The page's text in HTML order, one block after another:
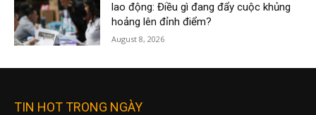
lao động: Điều gì đang đẩy cuộc khủng
hoảng lên đỉnh điểm?
August 8, 2026
TIN HOT TRONG NGÀY